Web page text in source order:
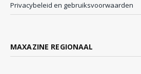
Privacybeleid en gebruiksvoorwaarden
MAXAZINE REGIONAAL